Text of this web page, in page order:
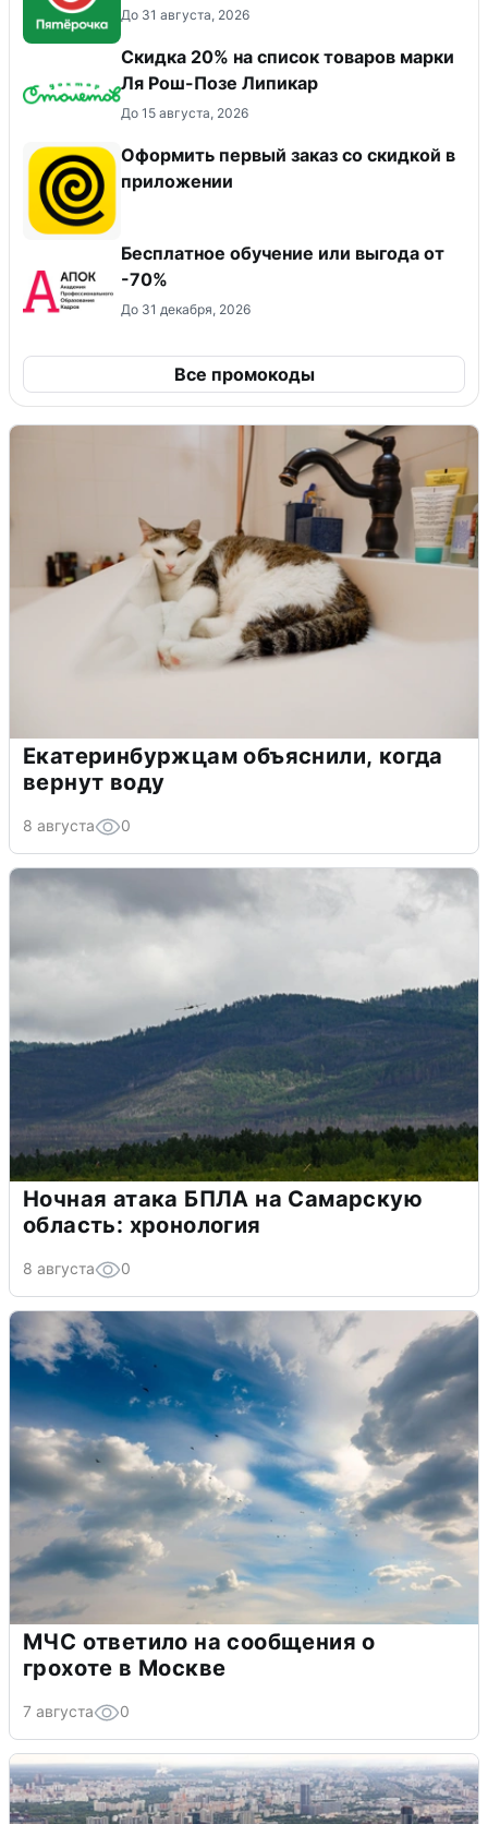
До 31 августа, 2026
Скидка 20% на список товаров марки
Ля Рош-Позе Липикар
До 15 августа, 2026
Оформить первый заказ со скидкой в
приложении
Бесплатное обучение или выгода от
-70%
До 31 декабря, 2026
Все промокоды
Екатеринбуржцам объяснили, когда
вернут воду
8 августа 0
Ночная атака БПЛА на Самарскую
область: хронология
8 августа 0
МЧС ответило на сообщения о
грохоте в Москве
7 августа 0